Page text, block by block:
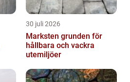
30 juli 2026
Marksten grunden för
hållbara och vackra
utemiljöer